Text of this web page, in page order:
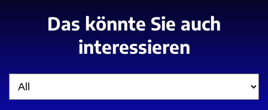
Das könnte Sie auch
interessieren
Filter